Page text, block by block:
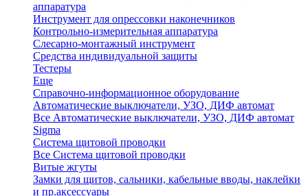
аппаратура
Инструмент для опрессовки наконечников
Контрольно-измерительная аппаратура
Слесарно-монтажный инструмент
Средства индивидуальной защиты
Тестеры
Еще
Справочно-информационное оборудование
Автоматические выключатели, УЗО, ДИФ автомат
Все Автоматические выключатели, УЗО, ДИФ автомат
Sigma
Система щитовой проводки
Все Система щитовой проводки
Витые жгуты
Замки для щитов, сальники, кабельные вводы, наклейки
и пр.аксессуары